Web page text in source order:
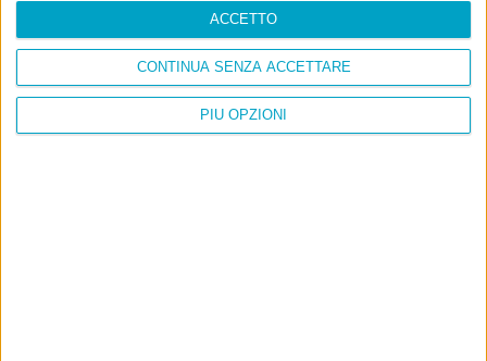
PIÙ OPZIONI
CONTINUA SENZA ACCETTARE
ACCETTO